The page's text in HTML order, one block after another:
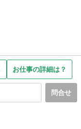
お仕事の詳細は？
問合せ